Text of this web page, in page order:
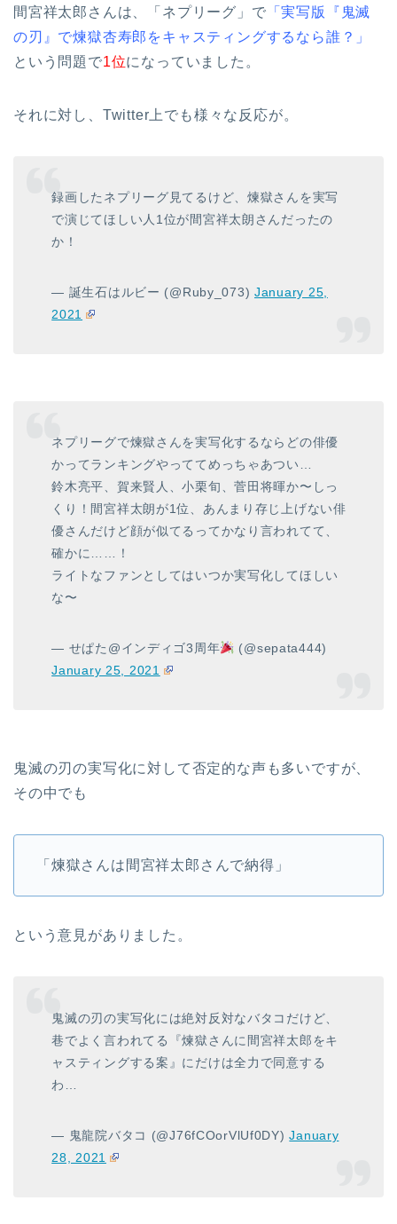
間宮祥太郎さんは、「ネプリーグ」で 「実写版『鬼滅
の刃』で煉獄杏寿郎をキャスティングするなら誰？」
という問題で1位になっていました。
それに対し、Twitter上でも様々な反応が。
録画したネプリーグ見てるけど、煉獄さんを実写
で演じてほしい人1位が間宮祥太朗さんだったの
か！
— 誕生石はルビー (@Ruby_073)January 25,
2021
ネプリーグで煉獄さんを実写化するならどの俳優
かってランキングやっててめっちゃあつい…
鈴木亮平、賀来賢人、小栗旬、菅田将暉か〜しっ
くり！間宮祥太朗が1位、あんまり存じ上げない俳
優さんだけど顔が似てるってかなり言われてて、
確かに……！
ライトなファンとしてはいつか実写化してほしい
な〜
— せぱた@インディゴ3周年
(@sepata444)
January 25, 2021
鬼滅の刃の実写化に対して否定的な声も多いですが、
その中でも
「煉獄さんは間宮祥太郎さんで納得」
という意見がありました。
鬼滅の刃の実写化には絶対反対なバタコだけど、
巷でよく言われてる『煉獄さんに間宮祥太郎をキ
ャスティングする案』にだけは全力で同意する
わ…
— 鬼龍院バタコ (@J76fCOorVlUf0DY)January
28, 2021